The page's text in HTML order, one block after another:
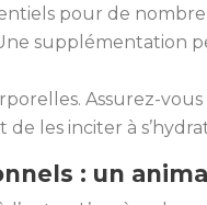
pour de
supplémentation
Assurez-
les inciter à
: un